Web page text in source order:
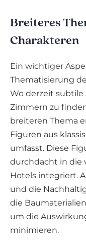
Breiteres
Charakteren
Ein wichtiger
Thematisierung
Wo derzeit
Zimmern zu
breiteren Thema
Figuren aus
umfasst. Diese
durchdacht in die
Hotels integriert.
und die
die
um die
minimieren.